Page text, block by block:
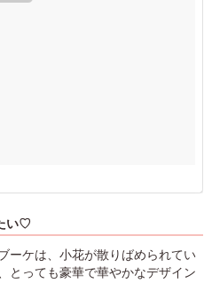
い♡
ーケは、小花が散りばめられてい
とっても豪華で華やかなデザイン